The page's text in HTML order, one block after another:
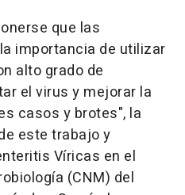
que las
importancia de utilizar
alto grado de
el virus y mejorar la
casos y brotes", la
este trabajo y
Víricas en el
(CNM) del